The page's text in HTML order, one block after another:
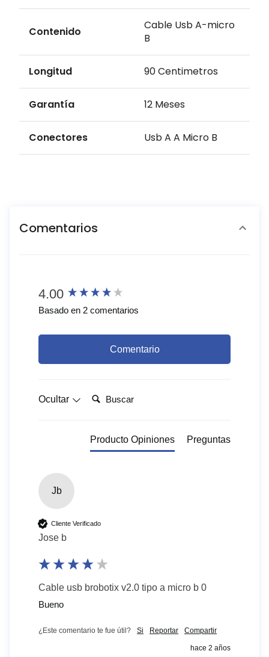
Contenido
Cable Usb A-micro
B
Longitud 90 Centimetros
Garantía 12 Meses
Conectores Usb A A Micro B
Comentarios
4.00
Basado en 2 comentarios
Comentario
Ocultar Buscar:
Producto Opiniones Preguntas
Jb
Cliente Verificado
Jose b
Cable usb brobotix v2.0 tipo a micro b 0
Bueno
¿Este comentario te fue útil? Si Reportar Compartir
hace 2 años
New content loaded